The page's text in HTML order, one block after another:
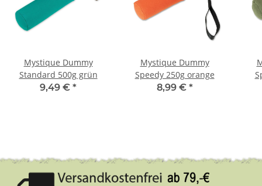
Mystique Dummy
Standard 500g grün
9,49 € *
Mystique Dummy
Speedy 250g orange
8,99 € *